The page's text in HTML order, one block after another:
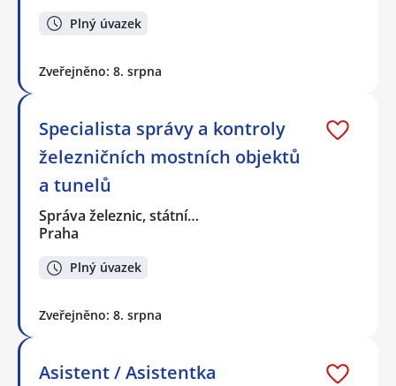
Plný úvazek
Zveřejněno: 8. srpna
Specialista správy a kontroly
železničních mostních objektů
a tunelů
Správa železnic, státní…
Praha
Plný úvazek
Zveřejněno: 8. srpna
Asistent / Asistentka